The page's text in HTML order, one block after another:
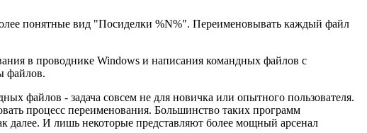
понятные вид "Посиделки %N%". Переименовывать каждый файл
в проводнике Windows и написания командных файлов с
файлов.
файлов - задача совсем не для новичка или опытного пользователя.
процесс переименования. Большинство таких программ
далее. И лишь некоторые представляют более мощный арсенал